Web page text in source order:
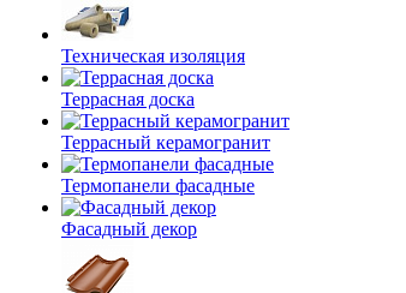
Техническая изоляция
Террасная доска
Террасный керамогранит
Термопанели фасадные
Фасадный декор